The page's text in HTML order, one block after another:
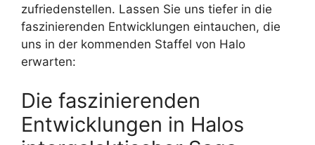
zufriedenstellen. Lassen Sie uns tiefer in die
faszinierenden Entwicklungen eintauchen, die
uns in der kommenden Staffel von Halo
erwarten:
Die faszinierenden
Entwicklungen in Halos